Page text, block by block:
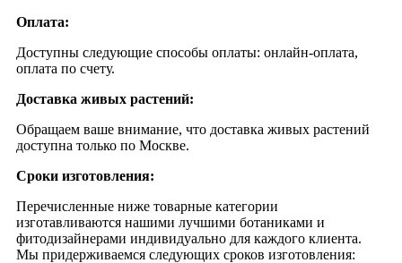
Оплата:
Доступны следующие способы оплаты: онлайн-оплата,
оплата по счету.
Доставка живых растений:
Обращаем ваше внимание, что доставка живых растений
доступна только по Москве.
Сроки изготовления:
Перечисленные ниже товарные категории
изготавливаются нашими лучшими ботаниками и
фитодизайнерами индивидуально для каждого клиента.
Мы придерживаемся следующих сроков изготовления: